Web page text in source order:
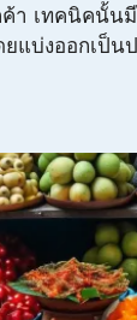
า เทคนิคนั้นมี
แบ่งออกเป็นป